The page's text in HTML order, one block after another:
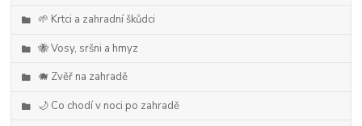
🌱 Krtci a zahradní škůdci
🐝 Vosy, sršni a hmyz
🐗 Zvěř na zahradě
🌙 Co chodí v noci po zahradě